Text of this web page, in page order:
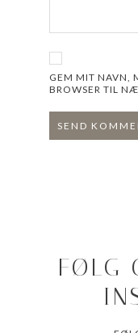
GEM MIT NAVN,
BROWSER TIL
FØLG